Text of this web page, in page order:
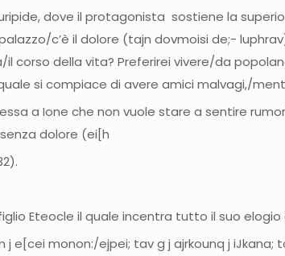
dove il protagonista sostiene la
c’è il dolore (tajn dovmoisi de;-
il corso della vita? Preferirei vivere/da
quale si compiace di avere amici malvagi,/
a Ione che non vuole stare a sentire
dolore (ei[h
Eteocle il quale incentra tutto il suo elogio
e[cei monon:/ejpei; tav g j ajrkounq j iJkana;